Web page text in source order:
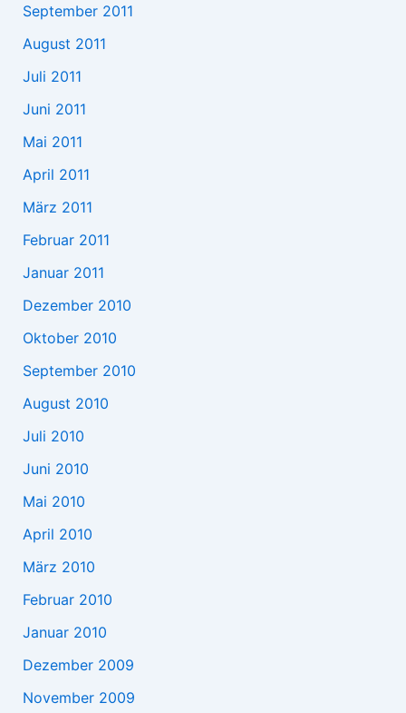
September 2011
August 2011
Juli 2011
Juni 2011
Mai 2011
April 2011
März 2011
Februar 2011
Januar 2011
Dezember 2010
Oktober 2010
September 2010
August 2010
Juli 2010
Juni 2010
Mai 2010
April 2010
März 2010
Februar 2010
Januar 2010
Dezember 2009
November 2009